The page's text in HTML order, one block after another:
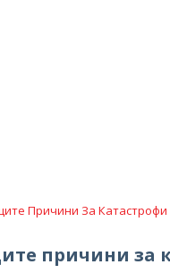
Причини За Катастрофи
причини за